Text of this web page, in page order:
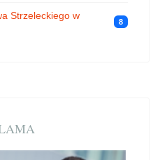
Strzeleckiego w
8